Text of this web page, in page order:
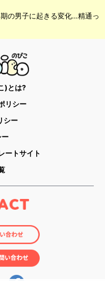
の男子に起きる変化…精通っ
)とは?
リシー
シー
ー
ートサイト